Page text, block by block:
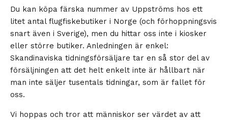
Du kan köpa färska nummer av Uppströms hos ett
litet antal flugfiskebutiker i Norge (och förhoppningsvis
snart även i Sverige), men du hittar oss inte i kiosker
eller större butiker. Anledningen är enkel:
Skandinaviska tidningsförsäljare tar en så stor del av
försäljningen att det helt enkelt inte är hållbart när
man inte säljer tusentals tidningar, som är fallet för
oss.
Vi hoppas och tror att människor ser värdet av att